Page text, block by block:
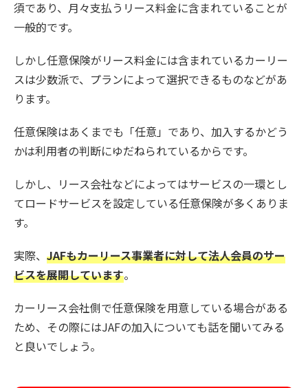
須であり、月々支払うリース料金に含まれていることが
一般的です。
しかし任意保険がリース料金には含まれているカーリー
スは少数派で、プランによって選択できるものなどがあ
ります。
任意保険はあくまでも「任意」であり、加入するかどう
かは利用者の判断にゆだねられているからです。
しかし、リース会社などによってはサービスの一環とし
てロードサービスを設定している任意保険が多くありま
す。
実際、 JAFもカーリース事業者に対して法人会員のサー
ビスを展開しています。
カーリース会社側で任意保険を用意している場合がある
ため、その際にはJAFの加入についても話を聞いてみる
と良いでしょう。